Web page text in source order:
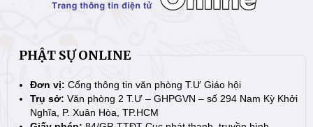
PHẬT SỰ ONLINE
Đơn vị: Cổng thông tin văn phòng T.Ư Giáo hội
Trụ sở: Văn phòng 2 T.Ư – GHPGVN – số 294 Nam Kỳ Khởi
Nghĩa, P. Xuân Hòa, TP.HCM